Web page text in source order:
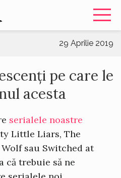
29 Aprilie 2019
pe care le
acesta
serialele noastre
Little Liars, The
sau Switched at
că trebuie să ne